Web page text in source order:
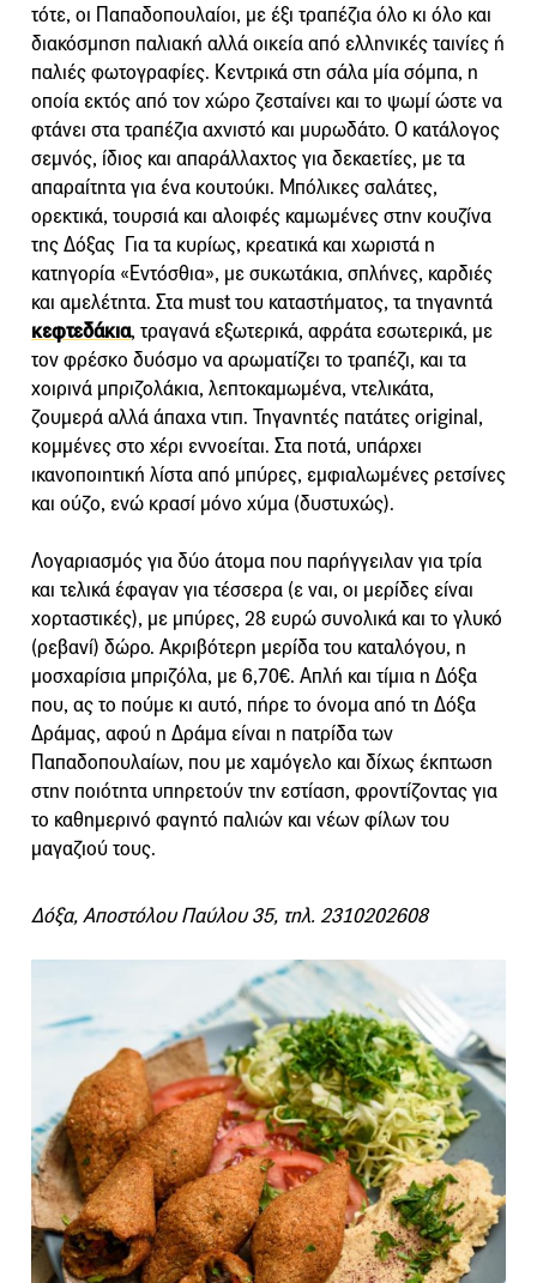
τότε, οι Παπαδοπουλαίοι, με έξι τραπέζια όλο κι όλο και
διακόσμηση παλιακή αλλά οικεία από ελληνικές ταινίες ή
παλιές φωτογραφίες. Κεντρικά στη σάλα μία σόμπα, η
οποία εκτός από τον χώρο ζεσταίνει και το ψωμί ώστε να
φτάνει στα τραπέζια αχνιστό και μυρωδάτο. Ο κατάλογος
σεμνός, ίδιος και απαράλλαχτος για δεκαετίες, με τα
απαραίτητα για ένα κουτούκι. Μπόλικες σαλάτες,
ορεκτικά, τουρσιά και αλοιφές καμωμένες στην κουζίνα
της Δόξας Για τα κυρίως, κρεατικά και χωριστά η
κατηγορία «Εντόσθια», με συκωτάκια, σπλήνες, καρδιές
και αμελέτητα. Στα must του καταστήματος, τα τηγανητά
κεφτεδάκια, τραγανά εξωτερικά, αφράτα εσωτερικά, με
τον φρέσκο δυόσμο να αρωματίζει το τραπέζι, και τα
χοιρινά μπριζολάκια, λεπτοκαμωμένα, ντελικάτα,
ζουμερά αλλά άπαχα ντιπ. Τηγανητές πατάτες original,
κομμένες στο χέρι εννοείται. Στα ποτά, υπάρχει
ικανοποιητική λίστα από μπύρες, εμφιαλωμένες ρετσίνες
και ούζο, ενώ κρασί μόνο χύμα (δυστυχώς).
Λογαριασμός για δύο άτομα που παρήγγειλαν για τρία
και τελικά έφαγαν για τέσσερα (ε ναι, οι μερίδες είναι
χορταστικές), με μπύρες, 28 ευρώ συνολικά και το γλυκό
(ρεβανί) δώρο. Ακριβότερη μερίδα του καταλόγου, η
μοσχαρίσια μπριζόλα, με 6,70€. Απλή και τίμια η Δόξα
που, ας το πούμε κι αυτό, πήρε το όνομα από τη Δόξα
Δράμας, αφού η Δράμα είναι η πατρίδα των
Παπαδοπουλαίων, που με χαμόγελο και δίχως έκπτωση
στην ποιότητα υπηρετούν την εστίαση, φροντίζοντας για
το καθημερινό φαγητό παλιών και νέων φίλων του
μαγαζιού τους.
Δόξα, Αποστόλου Παύλου 35, τηλ. 2310202608